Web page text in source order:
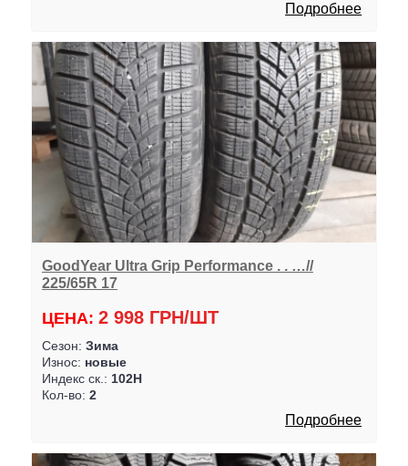
Подробнее
GoodYear Ultra Grip Performance . . …//
225/65R 17
ЦЕНА: 2 998 ГРН/ШТ
Сезон: Зима
Износ: новые
Индекс ск.: 102H
Кол-во: 2
Подробнее